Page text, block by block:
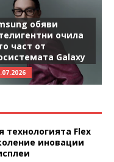
обяви
очила
част от
Galaxy
технологията Flex
иновации